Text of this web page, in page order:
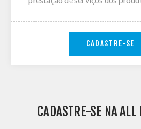
CADASTRE-SE
CADASTRE-SE NA ALL